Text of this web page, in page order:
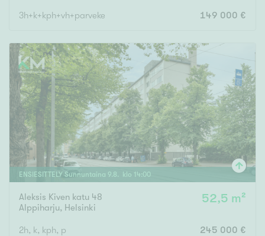
3h+k+kph+vh+parveke 149 000 €
ENSIESITTELY Sunnuntaina 9. 8 . klo 14:00
Aleksis Kiven katu 48
Alppiharju, Helsinki
52,5 m²
2h, k, kph, p 245 000 €